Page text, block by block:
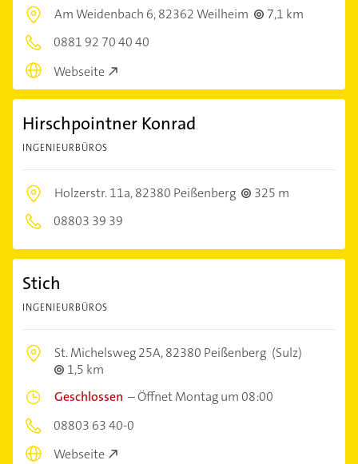
Am Weidenbach 6,82362 Weilheim
7,1 km
0881 92 70 40 40
Webseite
Hirschpointner Konrad
INGENIEURBÜROS
Holzerstr. 11a,82380 Peißenberg
325 m
08803 39 39
Stich
INGENIEURBÜROS
St. Michelsweg 25A,82380 Peißenberg (Sulz)
1,5 km
Geschlossen –Öffnet Montag um 08:00
08803 63 40-0
Webseite